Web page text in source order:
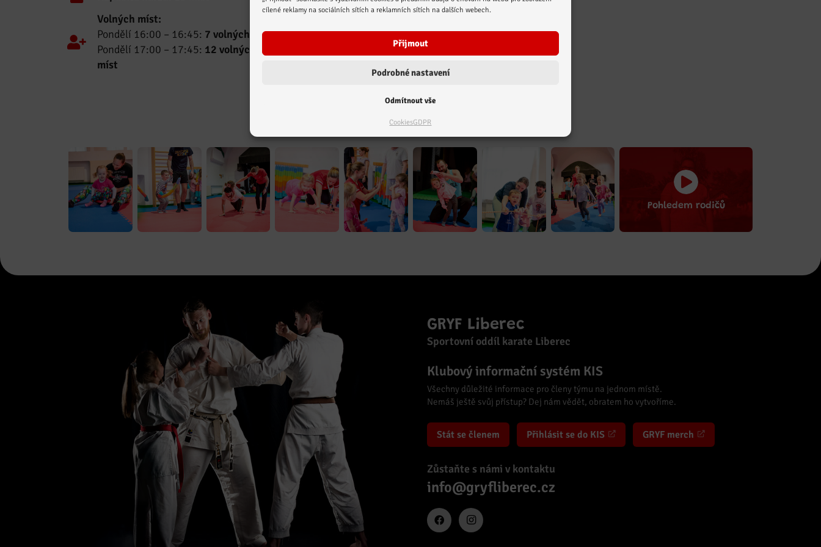
cílené reklamy na sociálních sítích a reklamních sítích na dalších webech.
Přijmout
Odmítnout vše
Podrobné nastavení
CookiesGDPR
Volných míst:
Pondělí 16:00 – 16:45: 7 volných míst
Pondělí 17:00 – 17:45: 12 volných
míst
cvičení a hry s využitím velké škály
sportovních pomůcek.
Pohledem rodičů
GRYF Liberec
Sportovní oddíl karate Liberec
Klubový informační systém KIS
Všechny důležité informace pro členy týmu na jednom místě.
Nemáš ještě svůj přístup? Dej nám vědět, obratem ho vytvoříme.
Stát se členem Přihlásit se do KIS GRYF merch
Zůstaňte s námi v kontaktu
info@gryfliberec.cz